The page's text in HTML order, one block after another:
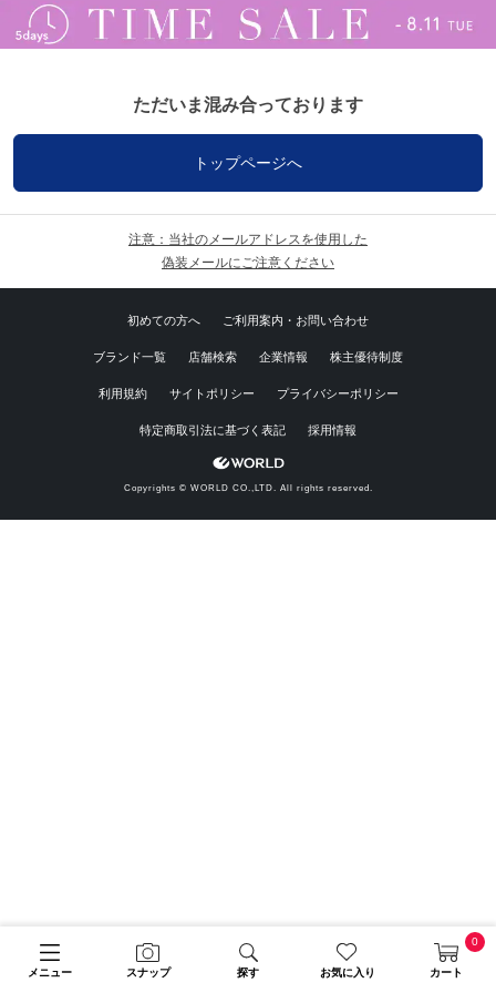
メニュー スナップ 探す お気に入り カート
0
ただいま混み合っております
トップページへ
注意：当社のメールアドレスを使用した
偽装メールにご注意ください
初めての方へ ご利用案内・お問い合わせ
ブランド一覧 店舗検索 企業情報 株主優待制度
利用規約 サイトポリシー プライバシーポリシー
特定商取引法に基づく表記 採用情報
Copyrights © WORLD CO.,LTD. All rights reserved.